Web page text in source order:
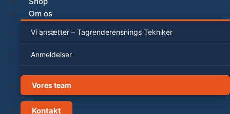
Om os
Vi ansætter – Tagrenderensnings Tekniker
Anmeldelser
Vores team
Kontakt